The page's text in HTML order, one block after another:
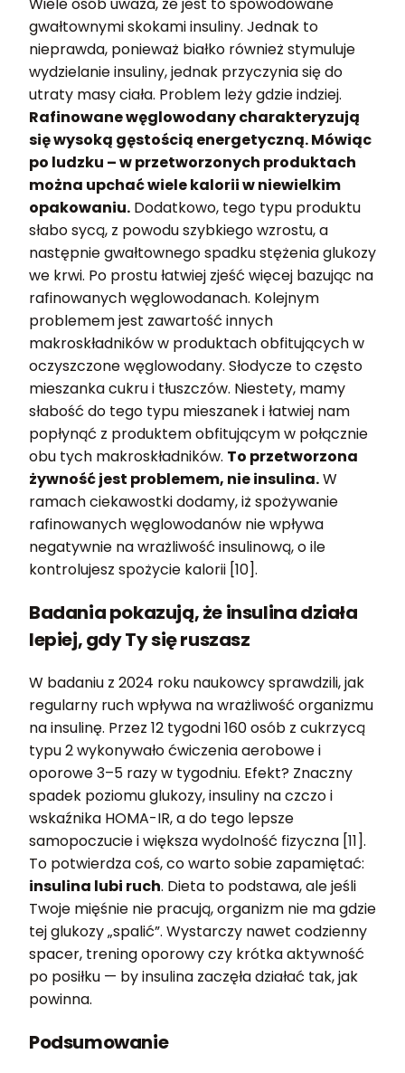
gwałtownymi skokami insuliny. Jednak to
nieprawda, ponieważ białko również stymuluje
wydzielanie insuliny, jednak przyczynia się do
utraty masy ciała. Problem leży gdzie indziej.
Rafinowane węglowodany charakteryzują
się wysoką gęstością energetyczną. Mówiąc
po ludzku – w przetworzonych produktach
można upchać wiele kalorii w niewielkim
opakowaniu. Dodatkowo, tego typu produktu
słabo sycą, z powodu szybkiego wzrostu, a
następnie gwałtownego spadku stężenia glukozy
we krwi. Po prostu łatwiej zjeść więcej bazując na
rafinowanych węglowodanach. Kolejnym
problemem jest zawartość innych
makroskładników w produktach obfitujących w
oczyszczone węglowodany. Słodycze to często
mieszanka cukru i tłuszczów. Niestety, mamy
słabość do tego typu mieszanek i łatwiej nam
popłynąć z produktem obfitującym w połącznie
obu tych makroskładników. To przetworzona
żywność jest problemem, nie insulina.W
ramach ciekawostki dodamy, iż spożywanie
rafinowanych węglowodanów nie wpływa
negatywnie na wrażliwość insulinową, o ile
kontrolujesz spożycie kalorii [10].
Badania pokazują, że insulina działa
lepiej, gdy Ty się ruszasz
W badaniu z 2024 roku naukowcy sprawdzili, jak
regularny ruch wpływa na wrażliwość organizmu
na insulinę. Przez 12 tygodni 160 osób z cukrzycą
typu 2 wykonywało ćwiczenia aerobowe i
oporowe 3–5 razy w tygodniu. Efekt? Znaczny
spadek poziomu glukozy, insuliny na czczo i
wskaźnika HOMA-IR, a do tego lepsze
samopoczucie i większa wydolność fizyczna [11].
To potwierdza coś, co warto sobie zapamiętać:
insulina lubi ruch. Dieta to podstawa, ale jeśli
Twoje mięśnie nie pracują, organizm nie ma gdzie
tej glukozy „spalić”. Wystarczy nawet codzienny
spacer, trening oporowy czy krótka aktywność
po posiłku — by insulina zaczęła działać tak, jak
powinna.
Podsumowanie